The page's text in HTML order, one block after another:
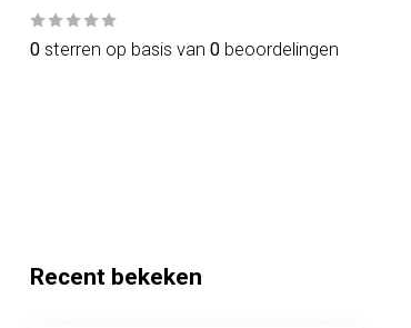
0 sterren op basis van 0 beoordelingen
Recent bekeken